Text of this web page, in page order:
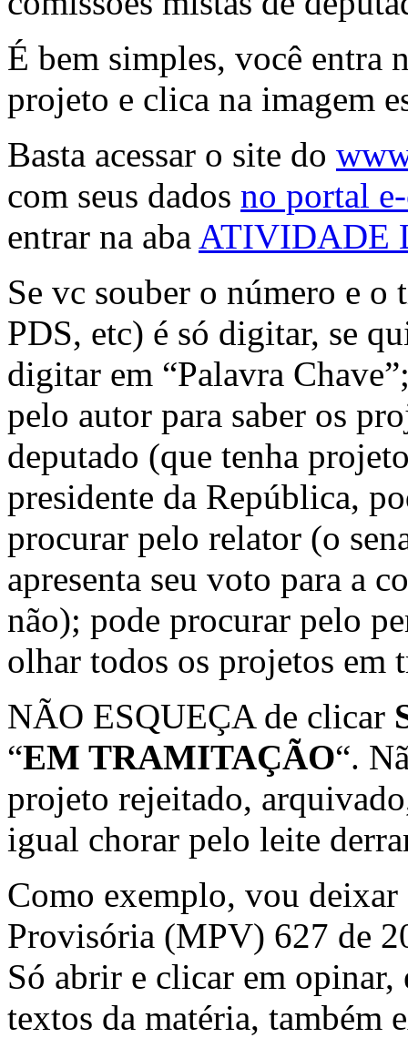
É bem simples, você entra
projeto e clica na imagem
Basta acessar o site do
com seus dados no portal
entrar na aba ATIVIDADE
Se vc souber o número e
PDS, etc) é só digitar, se
digitar em “Palavra
pelo autor para saber os
deputado (que tenha
presidente da República,
procurar pelo relator (o
apresenta seu voto para a
não); pode procurar pelo
olhar todos os projetos em
NÃO ESQUEÇA de clicar
“EM TRAMITAÇÃO“.
projeto rejeitado,
igual chorar pelo leite
Como exemplo, vou deixar
Provisória (MPV) 627 de
Só abrir e clicar em opinar,
textos da matéria, também